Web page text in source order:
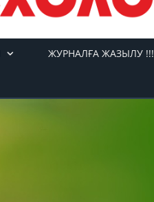
ЖУРНАЛҒА ЖАЗЫЛУ !!!